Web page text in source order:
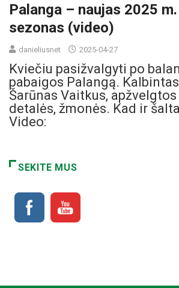
Palanga – naujas 2025
sezonas (video)
danieliusnet 2025-04-27
Kviečiu pasižvalgyti po
pabaigos Palangą.
Šarūnas Vaitkus,
detalės, žmonės. Kad ir
Video:
SEKITE MUS